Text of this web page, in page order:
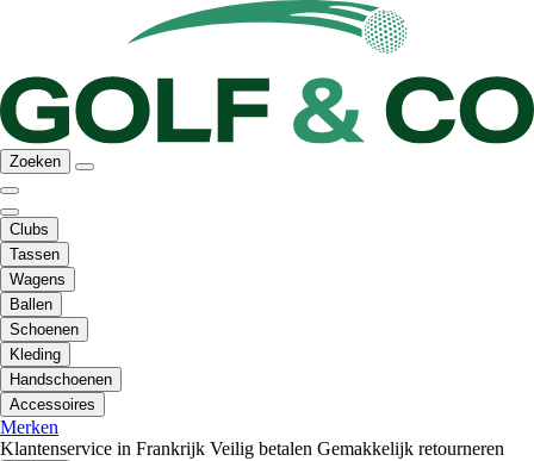
Zoeken
Clubs
Tassen
Wagens
Ballen
Schoenen
Kleding
Handschoenen
Accessoires
Merken
Klantenservice in Frankrijk Veilig betalen Gemakkelijk retourneren